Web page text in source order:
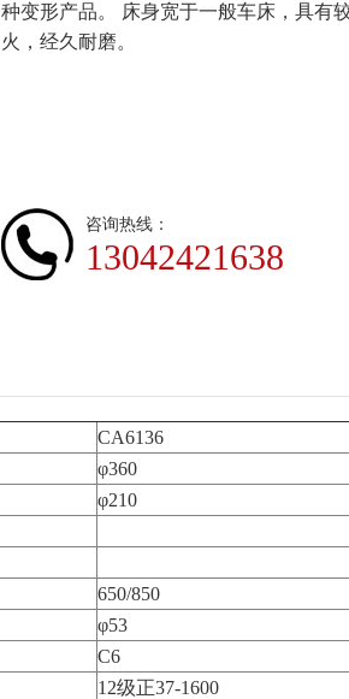
种变形产品。 床身宽于一般车床，具有
火，经久耐磨。
咨询热线：
13042421638
CA6136
φ360
φ210
650/850
φ53
C6
12级正37-1600